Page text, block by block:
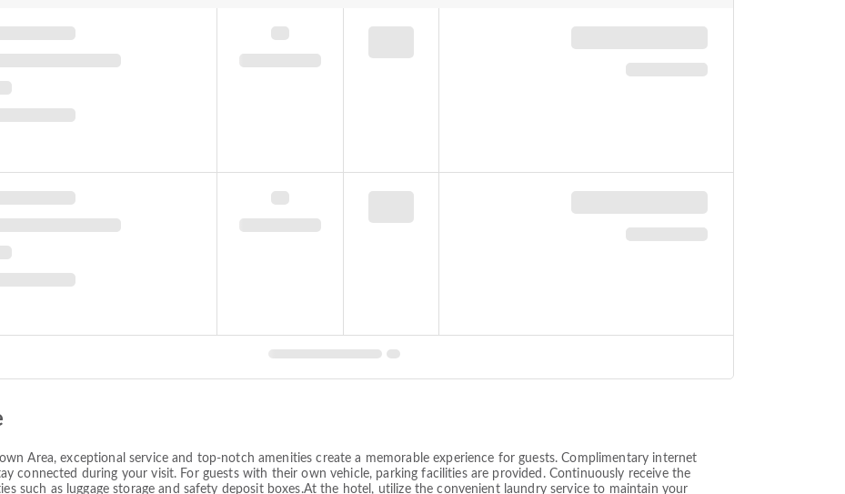
Area, exceptional service and top-notch amenities create a memorable experience for guests. Complimentary internet
connected during your visit. For guests with their own vehicle, parking facilities are provided. Continuously receive the
such as luggage storage and safety deposit boxes.At the hotel, utilize the convenient laundry service to maintain your